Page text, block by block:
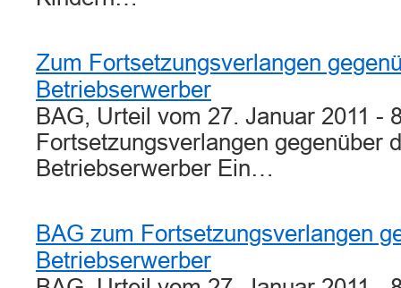
Zum Fortsetzungsverlangen
Betriebserwerber
BAG, Urteil vom 27. Januar 2011 -
Fortsetzungsverlangen gegenüber
Betriebserwerber Ein…
BAG zum Fortsetzungsverlangen
Betriebserwerber